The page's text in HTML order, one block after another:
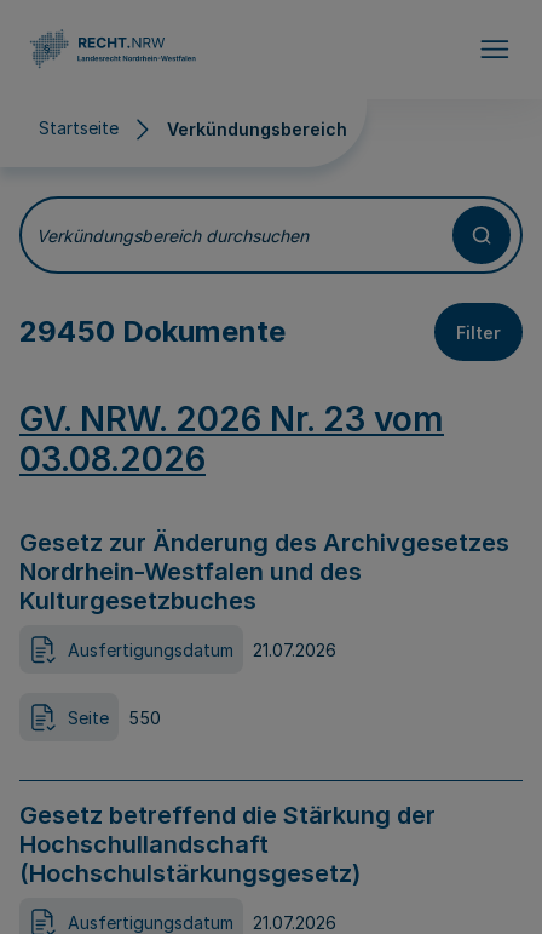
Startseite Verkündungsbereich
Verkündungsbereich
Verkündungsbereich durchsuchen
29450 Dokumente Filter
GV. NRW. 2026 Nr. 23 vom
03.08.2026
Gesetz zur Änderung des Archivgesetzes
Nordrhein-Westfalen und des
Kulturgesetzbuches
Ausfertigungsdatum 21.07.2026
Seite 550
Gesetz betreffend die Stärkung der
Hochschullandschaft
(Hochschulstärkungsgesetz)
Ausfertigungsdatum 21.07.2026